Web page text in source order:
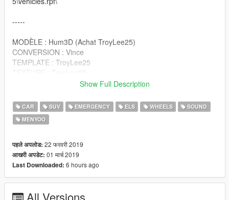
-----
MODÈLE : Hum3D (Achat TroyLee25)
CONVERSION : Vince
TEMPLATE : TroyLee25
Bon jeu à tous !
Show Full Description
CAR SUV EMERGENCY ELS WHEELS
SOUND
MENYOO
पहले अपलोड: 22 फरवरी 2019
आखरी अपडेट: 01 मार्च 2019
Last Downloaded: 6 hours ago
All Versions